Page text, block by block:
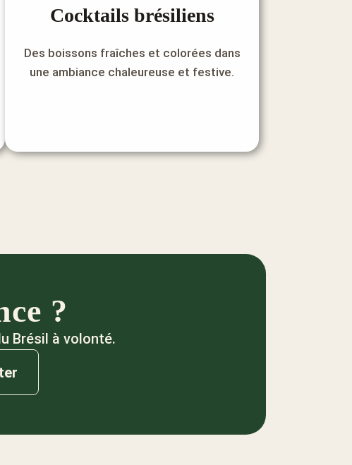
Cocktails brésiliens
Des boissons fraîches et colorées dans
une ambiance chaleureuse et festive.
?
Brésil à volonté.